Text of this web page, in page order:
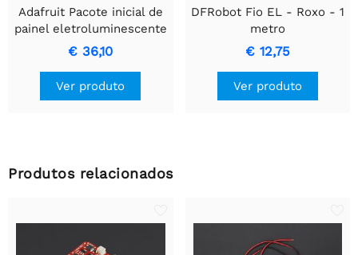
Adafruit Pacote inicial de
painel eletroluminescente
(EL) - 10 cm x 10 cm Aqua
€ 36,10
Ver produto
DFRobot Fio EL - Roxo - 1
metro
€ 12,75
Ver produto
Produtos relacionados